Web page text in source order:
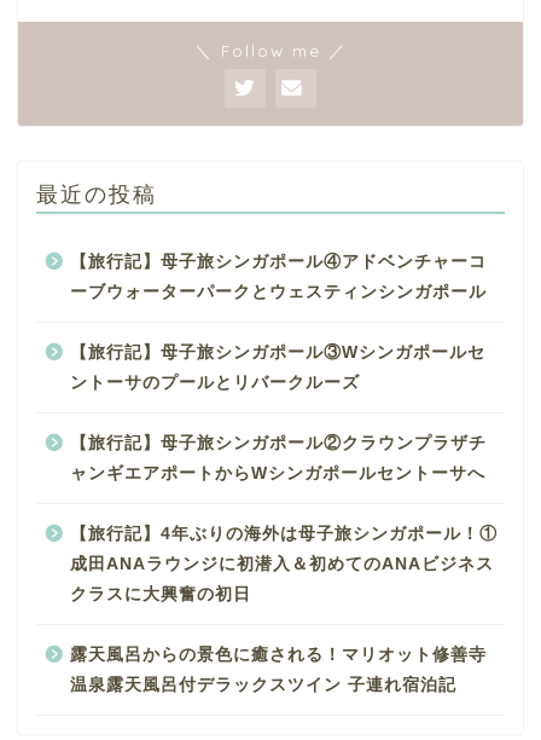
＼ Follow me ／
最近の投稿
【旅行記】母子旅シンガポール④アドベンチャーコ
ーブウォーターパークとウェスティンシンガポール
【旅行記】母子旅シンガポール③Wシンガポールセ
ントーサのプールとリバークルーズ
【旅行記】母子旅シンガポール②クラウンプラザチ
ャンギエアポートからWシンガポールセントーサへ
【旅行記】4年ぶりの海外は母子旅シンガポール！①
成田ANAラウンジに初潜入＆初めてのANAビジネス
クラスに大興奮の初日
露天風呂からの景色に癒される！マリオット修善寺
温泉露天風呂付デラックスツイン 子連れ宿泊記